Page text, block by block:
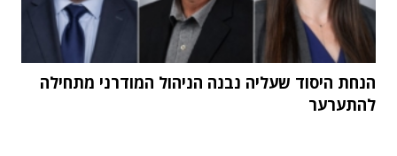
הנחת היסוד שעליה נבנה הניהול המודרני מתחילה
להתערער